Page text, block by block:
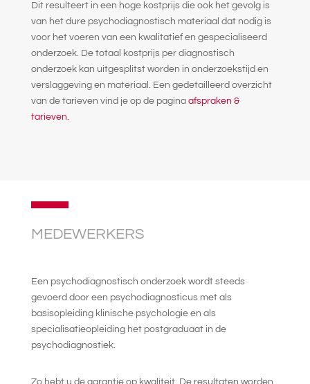
Dit resulteert in een hoge kostprijs die ook het gevolg is
van het dure psychodiagnostisch materiaal dat nodig is
voor het voeren van een kwalitatief en gespecialiseerd
onderzoek. De totaal kostprijs per diagnostisch
onderzoek kan uitgesplitst worden in onderzoekstijd en
verslaggeving en materiaal. Een gedetailleerd overzicht
van de tarieven vind je op de pagina afspraken &
tarieven.
MEDEWERKERS
Een psychodiagnostisch onderzoek wordt steeds
gevoerd door een psychodiagnosticus met als
basisopleiding klinische psychologie en als
specialisatieopleiding het postgraduaat in de
psychodiagnostiek.
Zo hebt u de garantie op kwaliteit. De resultaten worden